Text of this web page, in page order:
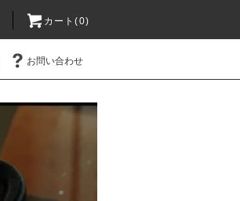
カート(0)
お問い合わせ